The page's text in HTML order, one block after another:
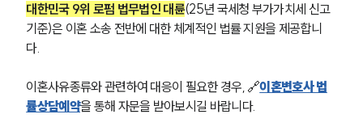
대한민국 9위 로펌 법무법인 대륜(25년 국세청 부가가치세 신고
기준)은 이혼 소송 전반에 대한 체계적인 법률 지원을 제공합니
다.
이혼사유종류와 관련하여 대응이 필요한 경우, 🔗이혼변호사 법
률상담예약을 통해 자문을 받아보시길 바랍니다.